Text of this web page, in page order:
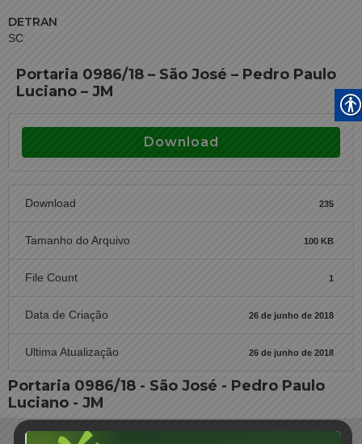
DETRAN
SC
Portaria 0986/18 – São José – Pedro Paulo
Luciano – JM
Download
Download 235
Tamanho do Arquivo 100 KB
File Count 1
Data de Criação 26 de junho de 2018
Ultima Atualização 26 de junho de 2018
Portaria 0986/18 - São José - Pedro Paulo
Luciano - JM